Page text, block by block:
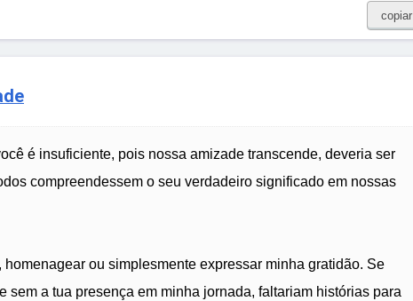
copiar
é insuficiente, pois nossa amizade transcende, deveria ser
compreendessem o seu verdadeiro significado em nossas
ou simplesmente expressar minha gratidão. Se
sem a tua presença em minha jornada, faltariam histórias para